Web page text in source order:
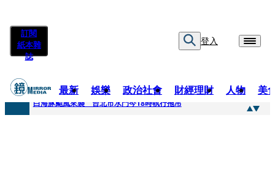
訂閱
紙本雜
誌
登入
最新 娛樂 政治社會 財經理財 人物 美
快訊
白海豚颱風來襲 台北市水門今18時執行拖吊